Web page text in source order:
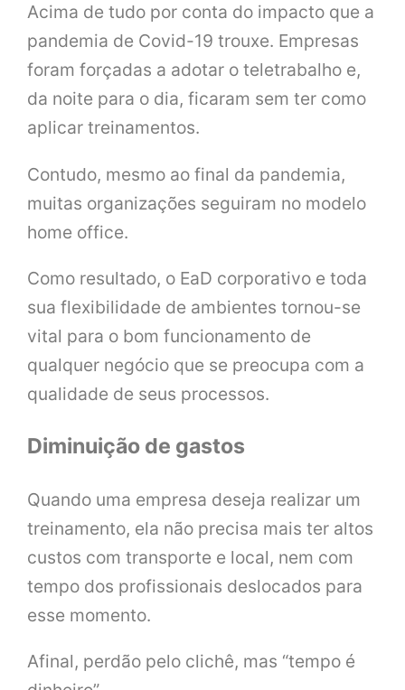
Acima de tudo por conta do impacto que a
pandemia de Covid-19 trouxe. Empresas
foram forçadas a adotar o teletrabalho e,
da noite para o dia, ficaram sem ter como
aplicar treinamentos.
Contudo, mesmo ao final da pandemia,
muitas organizações seguiram no modelo
home office.
Como resultado, o EaD corporativo e toda
sua flexibilidade de ambientes tornou-se
vital para o bom funcionamento de
qualquer negócio que se preocupa com a
qualidade de seus processos.
Diminuição de gastos
Quando uma empresa deseja realizar um
treinamento, ela não precisa mais ter altos
custos com transporte e local, nem com
tempo dos profissionais deslocados para
esse momento.
Afinal, perdão pelo clichê, mas “tempo é